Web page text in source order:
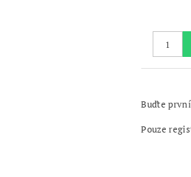
Buďte
Pouze